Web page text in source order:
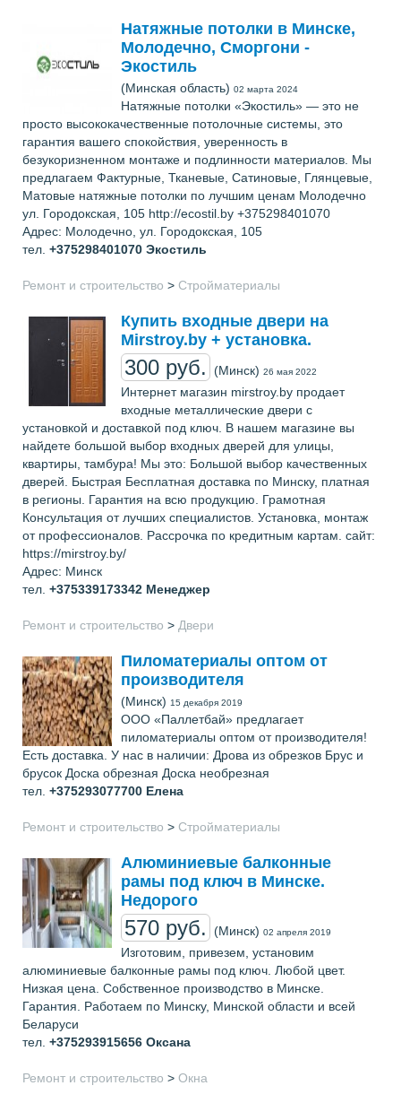
Натяжные потолки в Минске,
Молодечно, Сморгони -
Экостиль
(Минская область) 02 марта 2024
Натяжные потолки «Экостиль» — это не
просто высококачественные потолочные системы, это
гарантия вашего спокойствия, уверенность в
безукоризненном монтаже и подлинности материалов. Мы
предлагаем Фактурные, Тканевые, Сатиновые, Глянцевые,
Матовые натяжные потолки по лучшим ценам Молодечно
ул. Городокская, 105 http://ecostil.by +375298401070
Адрес: Молодечно, ул. Городокская, 105
тел. +375298401070 Экостиль
Ремонт и строительство > Стройматериалы
Купить входные двери на
Mirstroy.by + установка.
300 руб. (Минск) 26 мая 2022
Интернет магазин mirstroy.by продает
входные металлические двери с
установкой и доставкой под ключ. В нашем магазине вы
найдете большой выбор входных дверей для улицы,
квартиры, тамбура! Мы это: Большой выбор качественных
дверей. Быстрая Бесплатная доставка по Минску, платная
в регионы. Гарантия на всю продукцию. Грамотная
Консультация от лучших специалистов. Установка, монтаж
от профессионалов. Рассрочка по кредитным картам. сайт:
https://mirstroy.by/
Адрес: Минск
тел. +375339173342 Менеджер
Ремонт и строительство > Двери
Пиломатериалы оптом от
производителя
(Минск) 15 декабря 2019
ООО «Паллетбай» предлагает
пиломатериалы оптом от производителя!
Есть доставка. У нас в наличии: Дрова из обрезков Брус и
брусок Доска обрезная Доска необрезная
тел. +375293077700 Елена
Ремонт и строительство > Стройматериалы
Алюминиевые балконные
рамы под ключ в Минске.
Недорого
570 руб. (Минск) 02 апреля 2019
Изготовим, привезем, установим
алюминиевые балконные рамы под ключ. Любой цвет.
Низкая цена. Собственное производство в Минске.
Гарантия. Работаем по Минску, Минской области и всей
Беларуси
тел. +375293915656 Оксана
Ремонт и строительство > Окна